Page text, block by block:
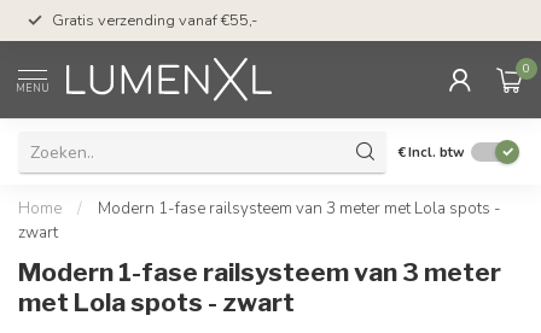
Gratis verzending vanaf €55,-
MENU
0
€Incl. btw
Home /
Modern 1-fase railsysteem van 3 meter met Lola spots -
zwart
Modern 1-fase railsysteem van 3 meter
met Lola spots - zwart